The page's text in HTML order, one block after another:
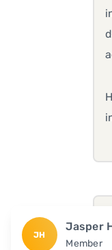
JH
Jasper
Member